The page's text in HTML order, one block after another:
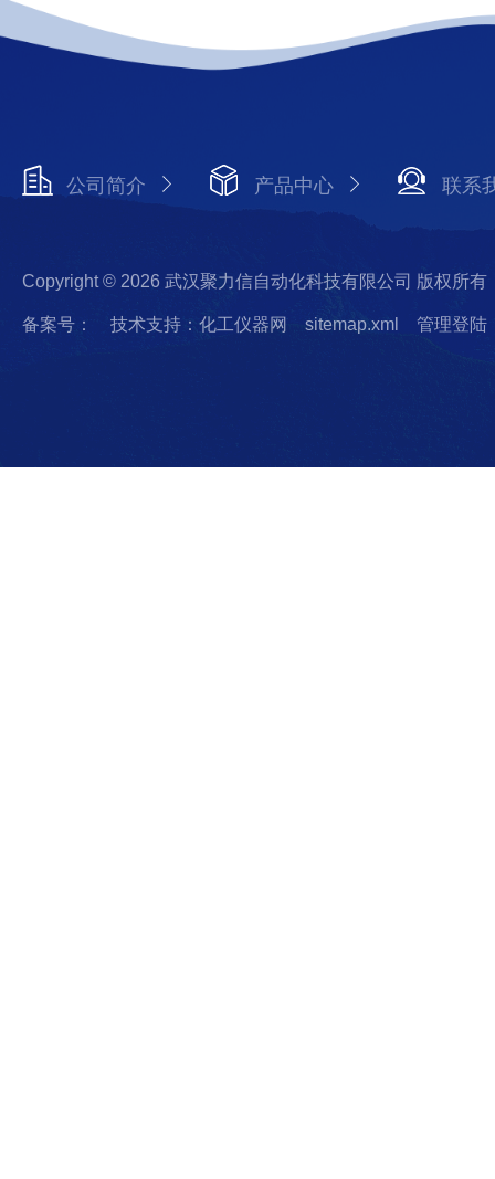
公司简介 产品中心 联系
Copyright © 2026 武汉聚力信自动化科技有限公司 版权所有
备案号： 技术支持：化工仪器网 sitemap.xml 管理登陆